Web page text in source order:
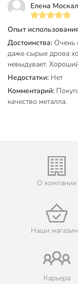
Назначение
Вес в упаковке
Габариты упаковки
Елена
Опыт
Достоинства: Очень
даже сырые дрова
невыдувает.
Недостатки: Нет
Комментарий:
качество металла.
О компании
Наши
Карьера